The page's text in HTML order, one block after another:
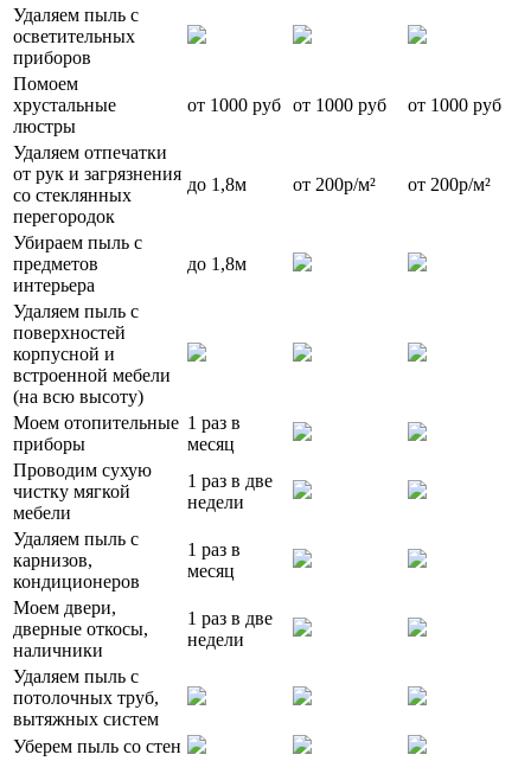
Удаляем пыль с
осветительных
приборов
Помоем
хрустальные
люстры
от 1000 руб от 1000 руб от 1000 руб
Удаляем отпечатки
от рук и загрязнения
со стеклянных
перегородок
до 1,8м от 200р/м² от 200р/м²
Убираем пыль с
предметов
интерьера
до 1,8м
Удаляем пыль с
поверхностей
корпусной и
встроенной мебели
(на всю высоту)
Моем отопительные
приборы
1 раз в
месяц
Проводим сухую
чистку мягкой
мебели
1 раз в две
недели
Удаляем пыль с
карнизов,
кондиционеров
1 раз в
месяц
Моем двери,
дверные откосы,
наличники
1 раз в две
недели
Удаляем пыль с
потолочных труб,
вытяжных систем
Уберем пыль со стен